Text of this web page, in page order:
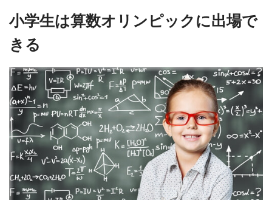
小学生は算数オリンピックに出場で
きる